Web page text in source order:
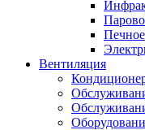
Печное
Вентиляция